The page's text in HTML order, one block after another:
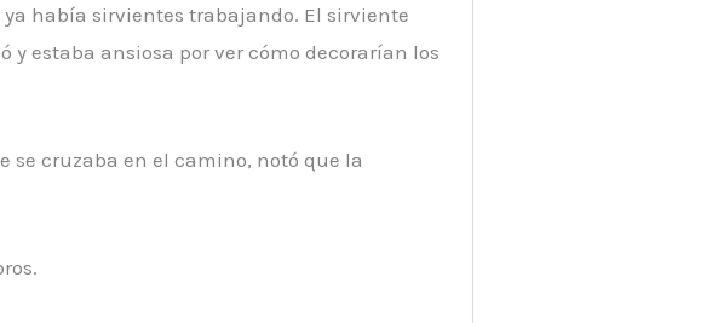
había sirvientes trabajando. El sirviente
y estaba ansiosa por ver cómo decorarían los
se cruzaba en el camino, notó que la